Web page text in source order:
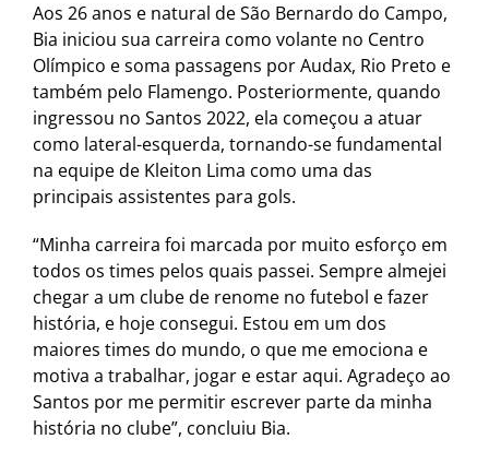
Aos 26 anos e natural de São Bernardo do Campo,
Bia iniciou sua carreira como volante no Centro
Olímpico e soma passagens por Audax, Rio Preto e
também pelo Flamengo. Posteriormente, quando
ingressou no Santos 2022, ela começou a atuar
como lateral-esquerda, tornando-se fundamental
na equipe de Kleiton Lima como uma das
principais assistentes para gols.
“Minha carreira foi marcada por muito esforço em
todos os times pelos quais passei. Sempre almejei
chegar a um clube de renome no futebol e fazer
história, e hoje consegui. Estou em um dos
maiores times do mundo, o que me emociona e
motiva a trabalhar, jogar e estar aqui. Agradeço ao
Santos por me permitir escrever parte da minha
história no clube”, concluiu Bia.